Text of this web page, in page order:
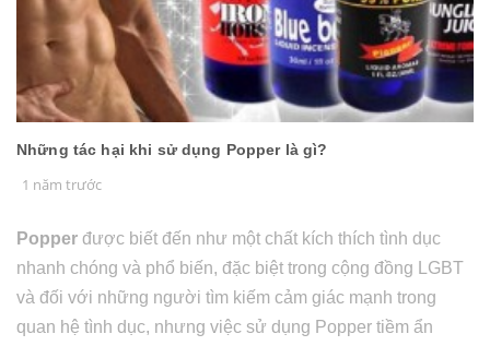
Những tác hại khi sử dụng Popper là gì?
1 năm trước
Popper được biết đến như một chất kích thích tình dục
nhanh chóng và phổ biến, đặc biệt trong cộng đồng LGBT
và đối với những người tìm kiếm cảm giác mạnh trong
quan hệ tình dục, nhưng việc sử dụng Popper tiềm ẩn